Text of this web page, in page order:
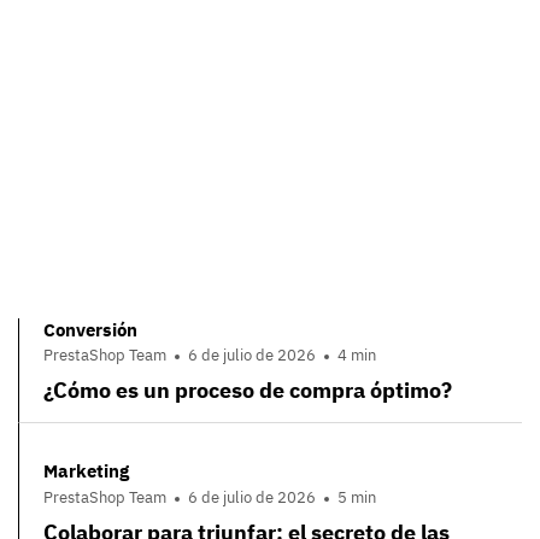
Conversión
PrestaShop Team 6 de julio de 2026 4 min
¿Cómo es un proceso de compra óptimo?
Marketing
PrestaShop Team 6 de julio de 2026 5 min
Colaborar para triunfar: el secreto de las